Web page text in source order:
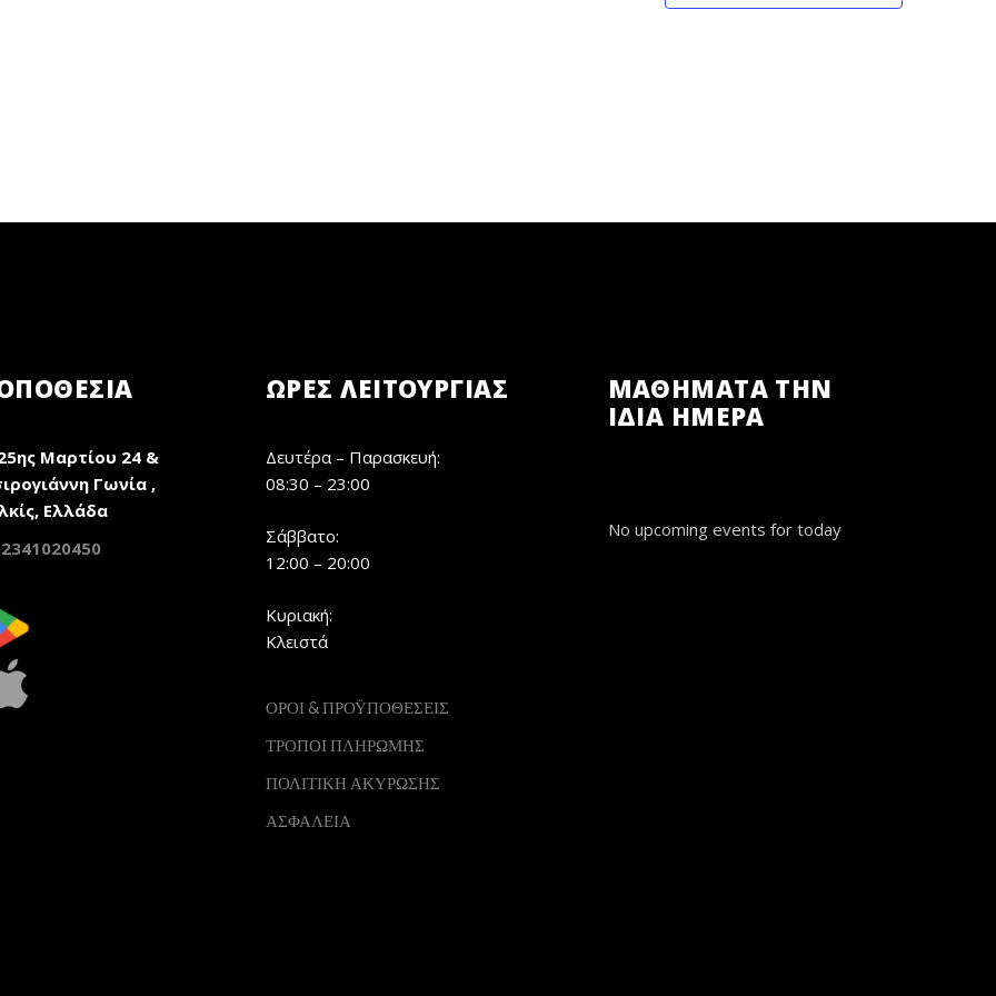
Μαρτίου 24 &
Γωνία ,
Ελλάδα
2341020450
ΏΡΕΣ ΛΕΙΤΟΥΡΓΊΑΣ
Δευτέρα – Παρασκευή:
08:30 – 23:00
Σάββατο:
12:00 – 20:00
Κυριακή:
Κλειστά
ΟΡΟΙ & ΠΡΟΫΠΟΘΕΣΕΙΣ
ΤΡΟΠΟΙ ΠΛΗΡΩΜΗΣ
ΠΟΛΙΤΙΚΗ ΑΚΥΡΩΣΗΣ
ΑΣΦΑΛΕΙΑ
ΜΑΘΗΜΑΤΑ ΤΗΝ
ΙΔΙΑ ΗΜΕΡΑ
No upcoming events for today